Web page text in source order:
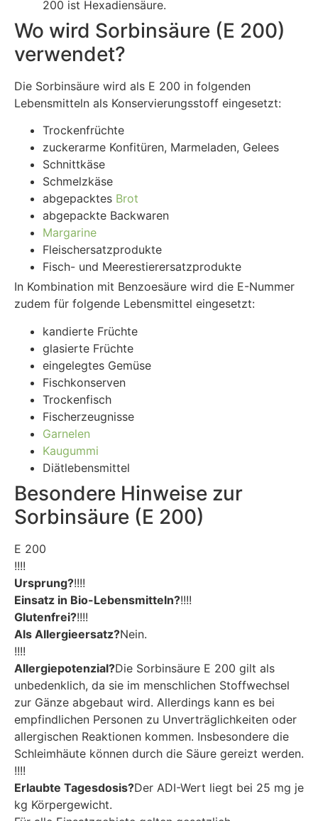
200 ist Hexadiensäure.
Wo wird Sorbinsäure (E 200)
verwendet?
Die Sorbinsäure wird als E 200 in folgenden
Lebensmitteln als Konservierungsstoff eingesetzt:
Trockenfrüchte
zuckerarme Konfitüren, Marmeladen, Gelees
Schnittkäse
Schmelzkäse
abgepacktes Brot
abgepackte Backwaren
Margarine
Fleischersatzprodukte
Fisch- und Meerestierersatzprodukte
In Kombination mit Benzoesäure wird die E-Nummer
zudem für folgende Lebensmittel eingesetzt:
kandierte Früchte
glasierte Früchte
eingelegtes Gemüse
Fischkonserven
Trockenfisch
Fischerzeugnisse
Garnelen
Kaugummi
Diätlebensmittel
Besondere Hinweise zur
Sorbinsäure (E 200)
E 200
!!!!
Ursprung?!!!!
Einsatz in Bio-Lebensmitteln?!!!!
Glutenfrei?!!!!
Als Allergieersatz?Nein.
!!!!
Allergiepotenzial?Die Sorbinsäure E 200 gilt als
unbedenklich, da sie im menschlichen Stoffwechsel
zur Gänze abgebaut wird. Allerdings kann es bei
empfindlichen Personen zu Unverträglichkeiten oder
allergischen Reaktionen kommen. Insbesondere die
Schleimhäute können durch die Säure gereizt werden.
!!!!
Erlaubte Tagesdosis?Der ADI-Wert liegt bei 25 mg je
kg Körpergewicht.